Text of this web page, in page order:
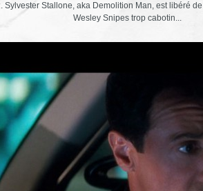
Sylvester Stallone, aka Demolition Man, est libéré
Wesley Snipes trop cabotin...